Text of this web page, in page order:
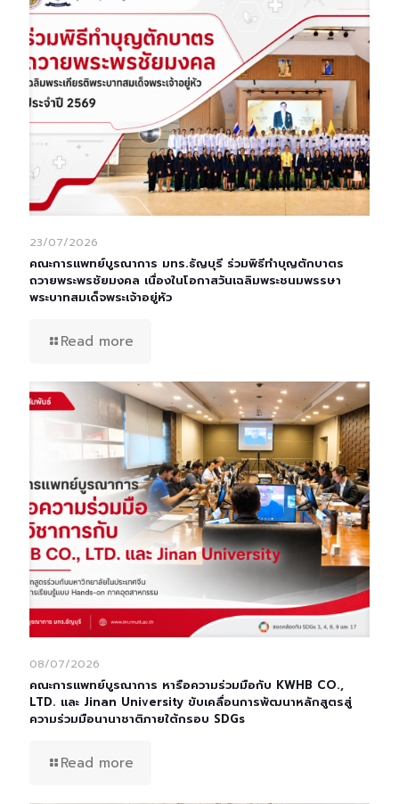
23/07/2026
คณะการแพทย์บูรณาการ มทร.ธัญบุรี ร่วมพิธีทำบุญตักบาตร
ถวายพระพรชัยมงคล เนื่องในโอกาสวันเฉลิมพระชนมพรรษา
พระบาทสมเด็จพระเจ้าอยู่หัว
Read more
08/07/2026
คณะการแพทย์บูรณาการ หารือความร่วมมือกับ KWHB CO.,
LTD. และ Jinan University ขับเคลื่อนการพัฒนาหลักสูตรสู่
ความร่วมมือนานาชาติภายใต้กรอบ SDGs
Read more